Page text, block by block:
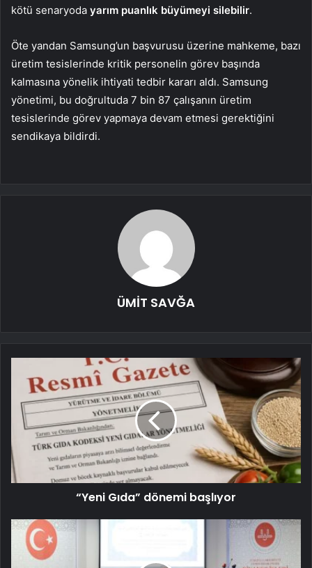
kötü senaryoda yarım puanlık büyümeyi silebilir.
Öte yandan Samsung’un başvurusu üzerine mahkeme, bazı
üretim tesislerinde kritik personelin görev başında
kalmasına yönelik ihtiyati tedbir kararı aldı. Samsung
yönetimi, bu doğrultuda 7 bin 87 çalışanın üretim
tesislerinde görev yapmaya devam etmesi gerektiğini
sendikaya bildirdi.
ÜMİT SAVĞA
“Yeni Gıda” dönemi başlıyor